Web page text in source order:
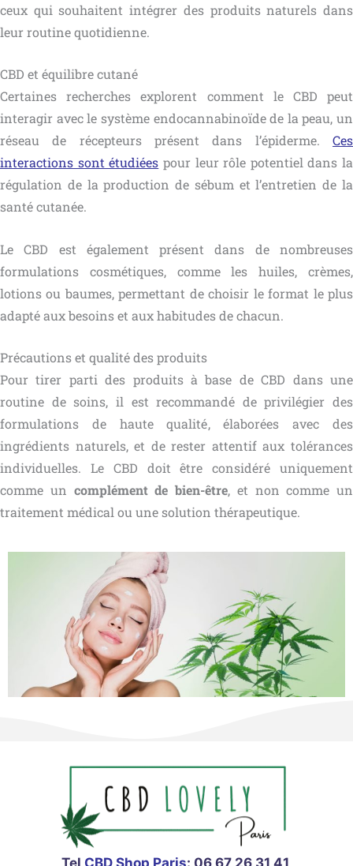
ceux qui souhaitent intégrer des produits naturels dans
leur routine quotidienne.
CBD et équilibre cutané
Certaines recherches explorent comment le CBD peut
interagir avec le système endocannabinoïde de la peau, un
réseau de récepteurs présent dans l’épiderme. Ces
interactions sont étudiées pour leur rôle potentiel dans la
régulation de la production de sébum et l’entretien de la
santé cutanée.
Le CBD est également présent dans de nombreuses
formulations cosmétiques, comme les huiles, crèmes,
lotions ou baumes, permettant de choisir le format le plus
adapté aux besoins et aux habitudes de chacun.
Précautions et qualité des produits
Pour tirer parti des produits à base de CBD dans une
routine de soins, il est recommandé de privilégier des
formulations de haute qualité, élaborées avec des
ingrédients naturels, et de rester attentif aux tolérances
individuelles. Le CBD doit être considéré uniquement
comme un complément de bien-être, et non comme un
traitement médical ou une solution thérapeutique.